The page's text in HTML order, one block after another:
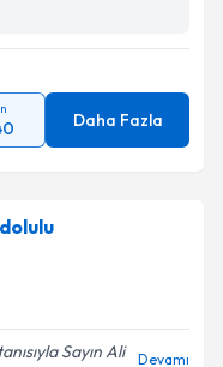
Daha Fazla
Sayın Ali
Devamı